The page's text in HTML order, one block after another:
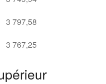
3 797,58
3 767,25